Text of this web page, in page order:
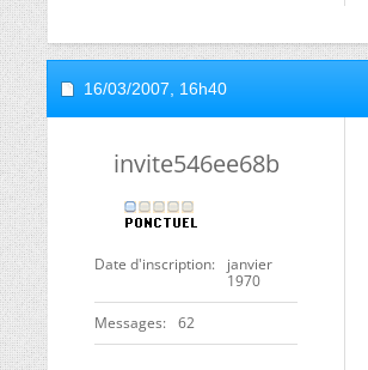
16/03/2007, 16h40
invite546ee68b
Date d'inscription
janvier
1970
Messages 62